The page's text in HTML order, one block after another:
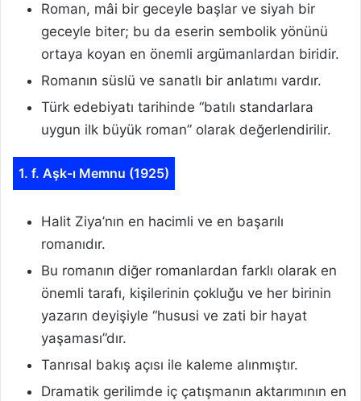
Roman, mâi bir geceyle başlar ve siyah bir
geceyle biter; bu da eserin sembolik yönünü
ortaya koyan en önemli argümanlardan biridir.
Romanın süslü ve sanatlı bir anlatımı vardır.
Türk edebiyatı tarihinde “batılı standarlara
uygun ilk büyük roman” olarak değerlendirilir.
1. f. Aşk-ı Memnu (1925)
Halit Ziya’nın en hacimli ve en başarılı
romanıdır.
Bu romanın diğer romanlardan farklı olarak en
önemli tarafı, kişilerinin çokluğu ve her birinin
yazarın deyişiyle “hususi ve zati bir hayat
yaşaması”dır.
Tanrısal bakış açısı ile kaleme alınmıştır.
Dramatik gerilimde iç çatışmanın aktarımının en